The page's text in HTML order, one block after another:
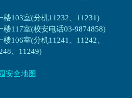
楼103室(分机11232、11231)
楼117室(校安电话03-9874858)
楼106室(分机11241、11242、
、11249)
安全地图